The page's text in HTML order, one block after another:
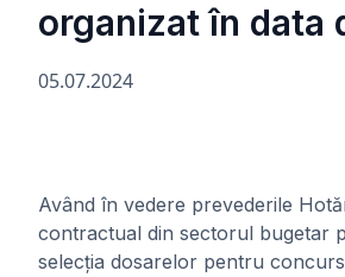
organizat în data
05.07.2024
Având în vedere prevederile
contractual din sectorul bugetar
selecția dosarelor pentru